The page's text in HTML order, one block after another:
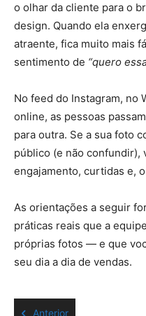
o olhar da cliente para o
design. Quando ela
atraente, fica muito mais
sentimento de “quero
No feed do Instagram, no
online, as pessoas
para outra. Se a sua foto
público (e não confundir),
engajamento, curtidas e,
As orientações a seguir
práticas reais que a
próprias fotos — e que
seu dia a dia de vendas.
Anterior